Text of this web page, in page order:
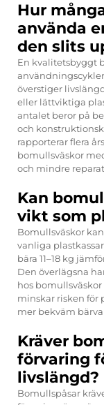
Hur
använda
den slits
En kvalitetsbyggt
överstiger
eller lättviktiga
antalet beror på
och
rapporterar flera
bomullsväskor
och mindre
Kan
vikt som
Bomullsväskor
vanliga
bära 11–18 kg
Den överlägsna
hos
minskar risken för
mer bekväm
Kräver
förvaring
livslängd?
Bomullspåsar